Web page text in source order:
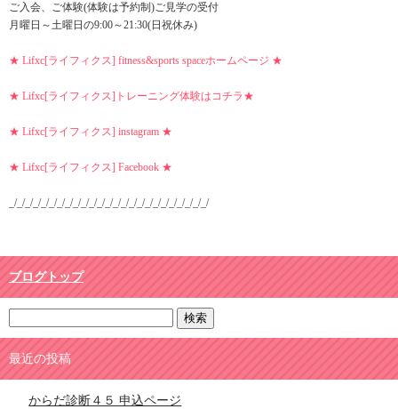
ご入会、ご体験(体験は予約制)ご見学の受付
月曜日～土曜日の9:00～21:30(日祝休み)
★ Lifxc[ライフィクス] fitness&sports spaceホームページ ★
★ Lifxc[ライフィクス]トレーニング体験はコチラ★
★ Lifxc[ライフィクス] instagram ★
★ Lifxc[ライフィクス] Facebook ★
_/_/_/_/_/_/_/_/_/_/_/_/_/_/_/_/_/_/_/_/_/_/_/_/_/
ブログトップ
最近の投稿
からだ診断４５ 申込ページ